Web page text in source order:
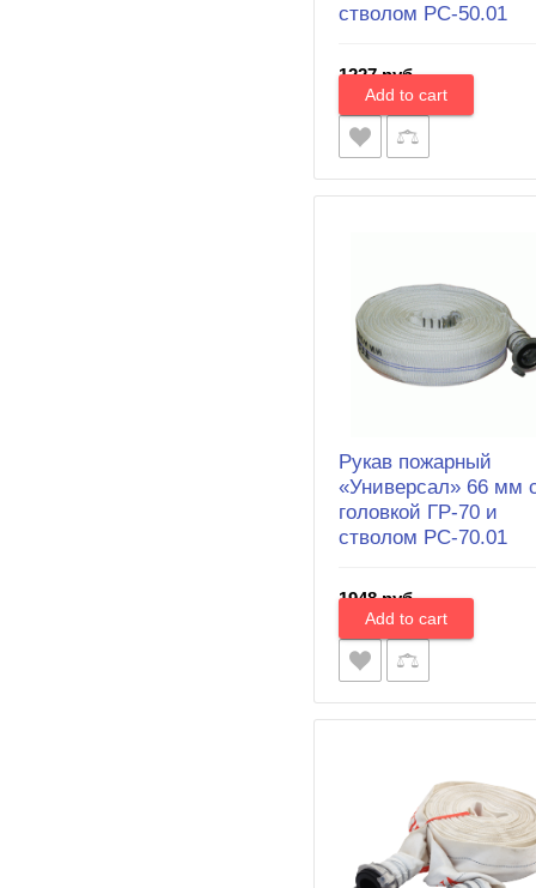
стволом РС-50.01
1227 руб.
Рукав пожарный
«Универсал» 66 мм
головкой ГР-70 и
стволом РС-70.01
1948 руб.